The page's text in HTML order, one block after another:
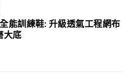
能訓練鞋: 升級透氣工程網布
大底